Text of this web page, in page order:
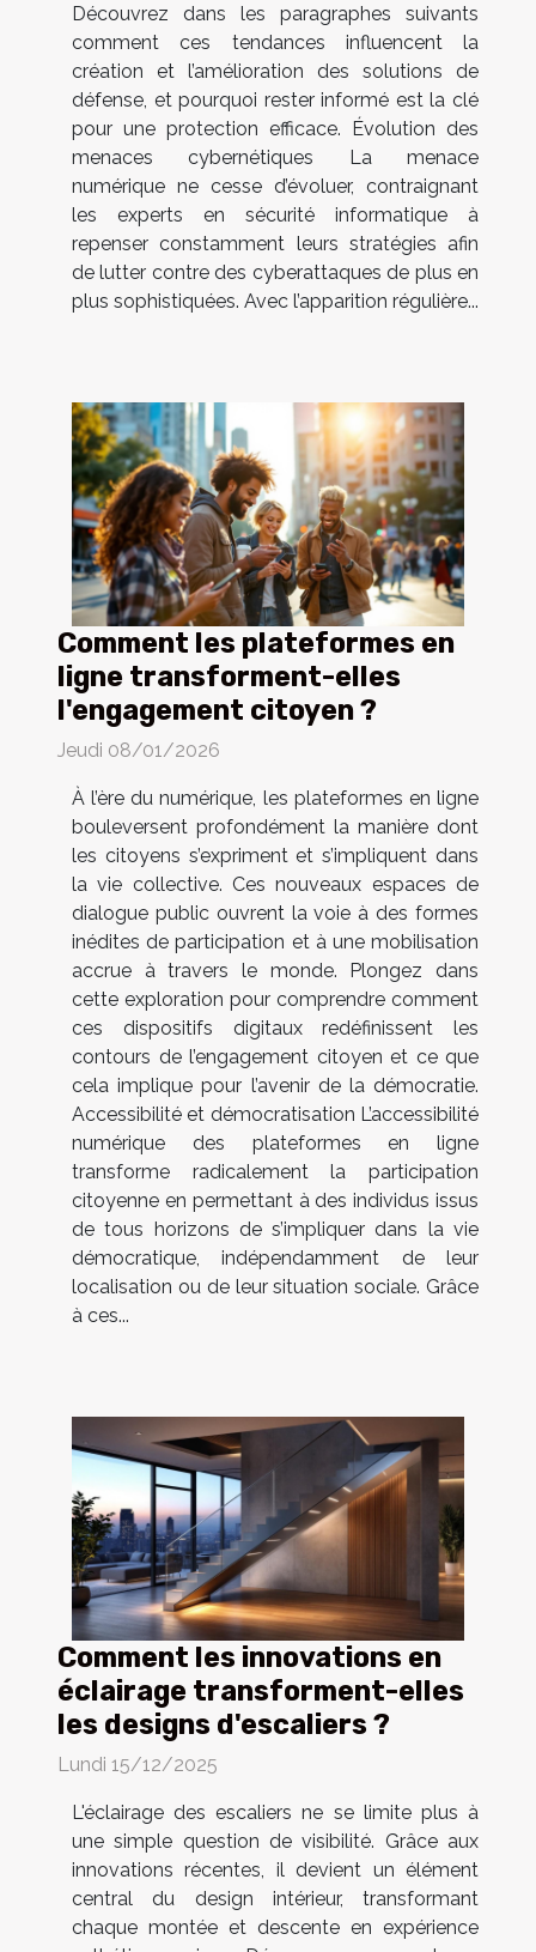
Découvrez dans les paragraphes suivants
comment ces tendances influencent la
création et l’amélioration des solutions de
défense, et pourquoi rester informé est la clé
pour une protection efficace. Évolution des
menaces cybernétiques La menace
numérique ne cesse d’évoluer, contraignant
les experts en sécurité informatique à
repenser constamment leurs stratégies afin
de lutter contre des cyberattaques de plus en
plus sophistiquées. Avec l’apparition régulière...
Comment les plateformes en
ligne transforment-elles
l'engagement citoyen ?
Jeudi 08/01/2026
À l’ère du numérique, les plateformes en ligne
bouleversent profondément la manière dont
les citoyens s’expriment et s’impliquent dans
la vie collective. Ces nouveaux espaces de
dialogue public ouvrent la voie à des formes
inédites de participation et à une mobilisation
accrue à travers le monde. Plongez dans
cette exploration pour comprendre comment
ces dispositifs digitaux redéfinissent les
contours de l’engagement citoyen et ce que
cela implique pour l’avenir de la démocratie.
Accessibilité et démocratisation L’accessibilité
numérique des plateformes en ligne
transforme radicalement la participation
citoyenne en permettant à des individus issus
de tous horizons de s’impliquer dans la vie
démocratique, indépendamment de leur
localisation ou de leur situation sociale. Grâce
à ces...
Comment les innovations en
éclairage transforment-elles
les designs d'escaliers ?
Lundi 15/12/2025
L'éclairage des escaliers ne se limite plus à
une simple question de visibilité. Grâce aux
innovations récentes, il devient un élément
central du design intérieur, transformant
chaque montée et descente en expérience